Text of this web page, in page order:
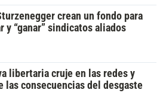
crean un fondo para
y “ganar” sindicatos aliados
libertaria cruje en las redes y
las consecuencias del desgaste